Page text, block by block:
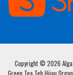
Copyright © 2026 Alga
Green Tea Teh Hijau